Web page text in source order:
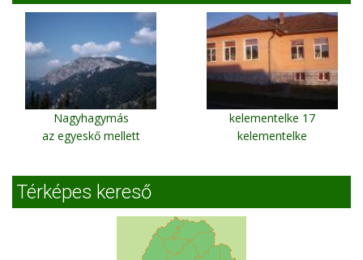
Nagyhagymás
az egyeskő mellett
kelementelke 17
kelementelke
Térképes kereső